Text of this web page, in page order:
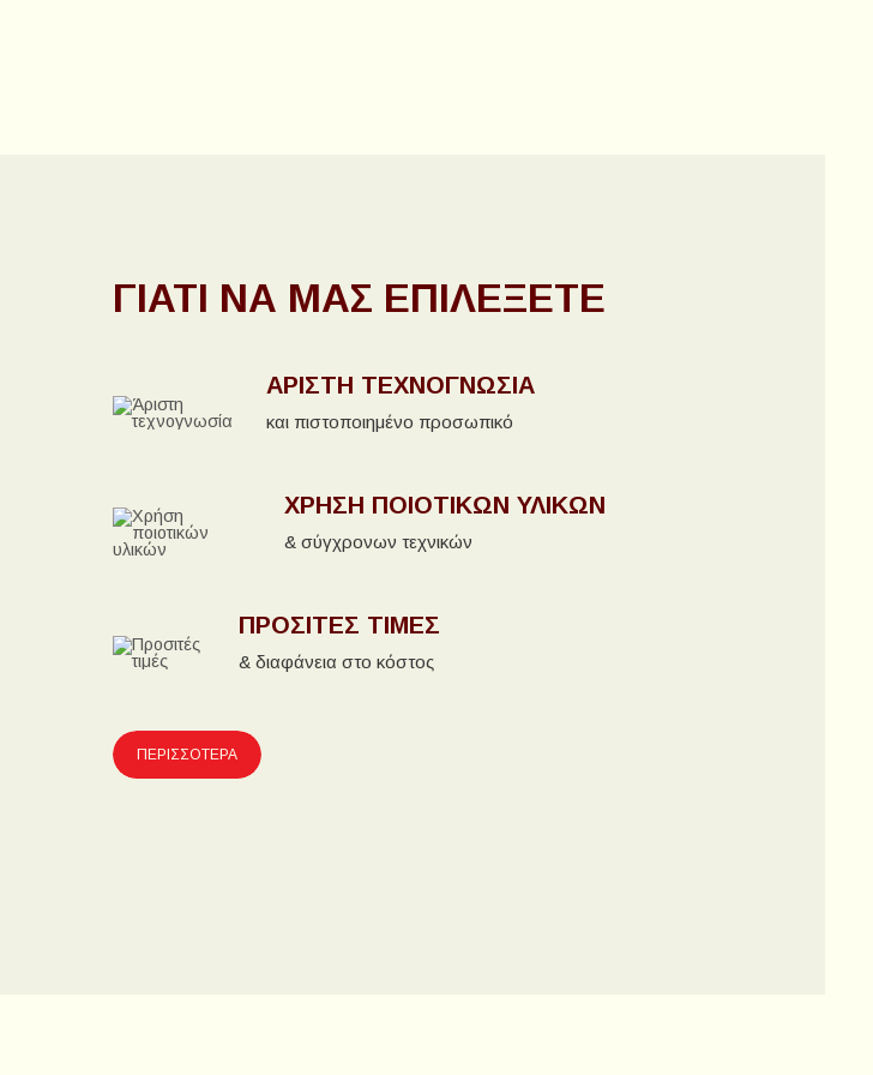
ΠΕΡΙΣΣΟΤΕΡΑ
ΓΙΑΤΊ ΝΑ ΜΑΣ ΕΠΙΛΈΞΕΤΕ
ΆΡΙΣΤΗ ΤΕΧΝΟΓΝΩΣΊΑ
και πιστοποιημένο προσωπικό
ΧΡΉΣΗ ΠΟΙΟΤΙΚΏΝ ΥΛΙΚΏΝ
& σύγχρονων τεχνικών
ΠΡΟΣΙΤΈΣ ΤΙΜΈΣ
& διαφάνεια στο κόστος